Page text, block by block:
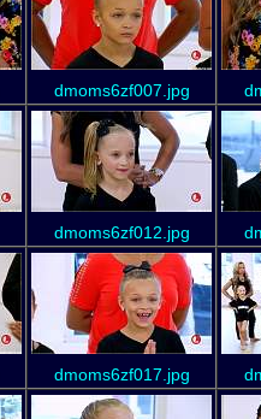
dmoms6zf007.jpg
dmoms6zf012.jpg
dmoms6zf017.jpg